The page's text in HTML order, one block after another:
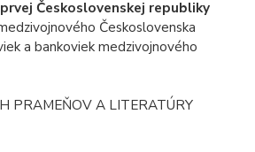
Československej republiky
Československa
a bankoviek medzivojnového
PRAMEŇOV A LITERATÚRY